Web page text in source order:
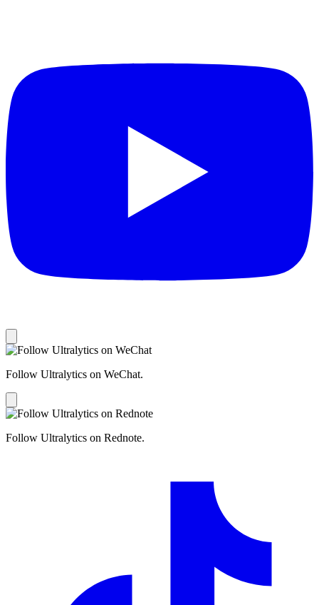
Follow Ultralytics on WeChat.
Follow Ultralytics on Rednote.